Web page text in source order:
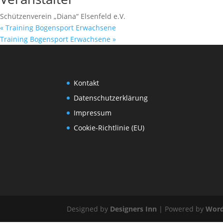
Schützenverein „Diana“ Elsenfeld e.V.
« Training Bogensport Erwachsene
Training Bogensport Erwachsene »
Kontakt
Datenschutzerklärung
Impressum
Cookie-Richtlinie (EU)
Designed by Designers Inn | Powered by